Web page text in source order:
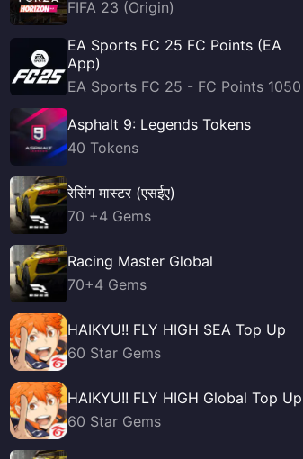
FIFA 23 (Origin)
EA Sports FC 25 FC Points (EA
App)
EA Sports FC 25 - FC Points 1050
Asphalt 9: Legends Tokens
40 Tokens
रेसिंग मास्टर (एसईए)
70 +4 Gems
Racing Master Global
70+4 Gems
HAIKYU!! FLY HIGH SEA Top Up
60 Star Gems
HAIKYU!! FLY HIGH Global Top Up
60 Star Gems